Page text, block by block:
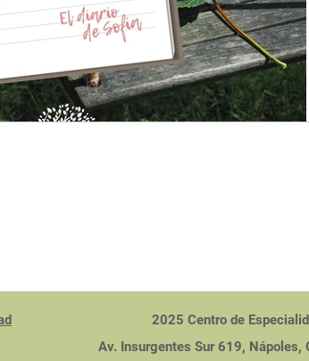
2025 Centro de
Av. Insurgentes Sur 619, Nápoles,